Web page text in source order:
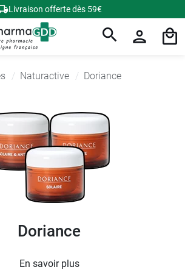
Livraison offerte dès 59€
Naturactive Doriance
Doriance
En savoir plus